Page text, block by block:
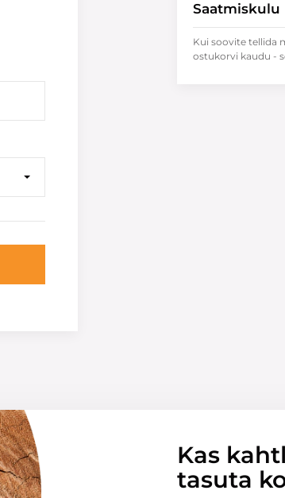
Saatmiskulu
Kui soovite tellida
ostukorvi kaudu -
Kas
tasuta